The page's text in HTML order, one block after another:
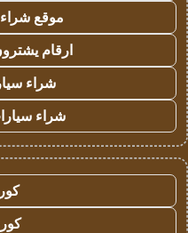
موقع
ارقام
شراء
شراء
كورة